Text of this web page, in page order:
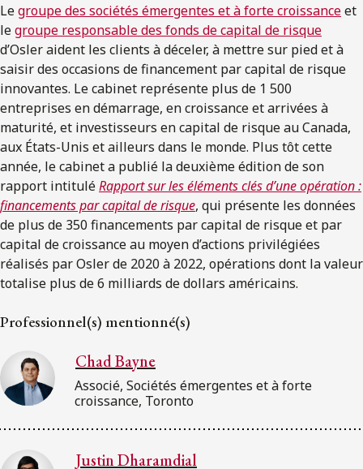
Legroupe des sociétés émergentes et à forte croissanceet
legroupe responsable des fonds de capital de risque
d’Osler aident les clients à déceler, à mettre sur pied et à
saisir des occasions de financement par capital de risque
innovantes. Le cabinet représente plus de 1 500
entreprises en démarrage, en croissance et arrivées à
maturité, et investisseurs en capital de risque au Canada,
aux États-Unis et ailleurs dans le monde. Plus tôt cette
année, le cabinet a publié la deuxième édition de son
rapport intituléRapport sur les éléments clés d’une opération :
financements par capital de risque, qui présente les données
de plus de 350 financements par capital de risque et par
capital de croissance au moyen d’actions privilégiées
réalisés par Osler de 2020 à 2022, opérations dont la valeur
totalise plus de 6 milliards de dollars américains.
Professionnel(s) mentionné(s)
Chad Bayne
Associé, Sociétés émergentes et à forte
croissance, Toronto
Justin Dharamdial